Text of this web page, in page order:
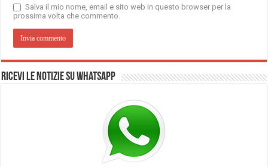
Salva il mio nome, email e sito web in questo browser per la
prossima volta che commento.
Ricevi le notizie su Whatsapp